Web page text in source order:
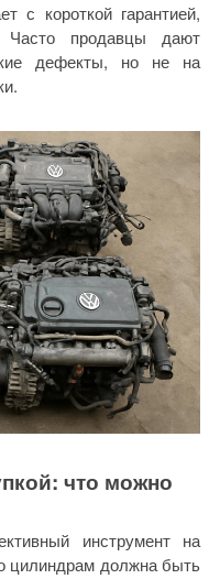
с короткой гарантией,
Часто продавцы дают
дефекты, но не на
что можно
инструмент на
цилиндрам должна быть